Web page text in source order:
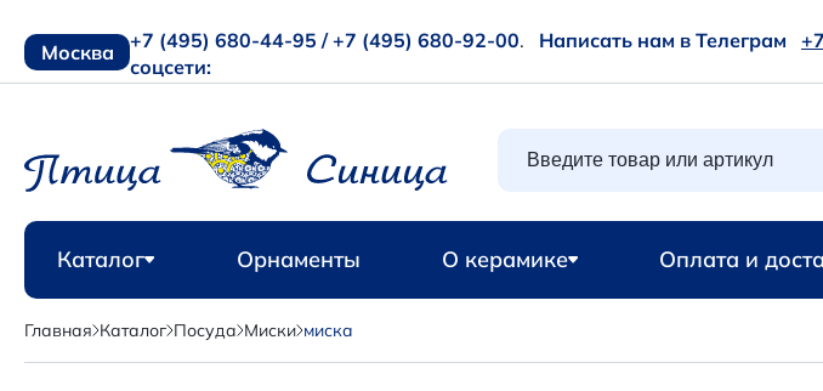
Москва +7 (495) 680-44-95 / +7 (495) 680-92-00. Написать нам в Телеграм
соцсети:
Каталог Орнаменты О керамике Оплата и
Главная Каталог Посуда Миски миска